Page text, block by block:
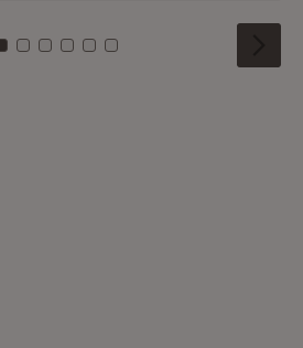
Zu Kachel: 0
Zu Kachel: 1
Zu Kachel: 2
Zu Kachel: 3
Zu Kachel: 4
Zu Kachel: 5